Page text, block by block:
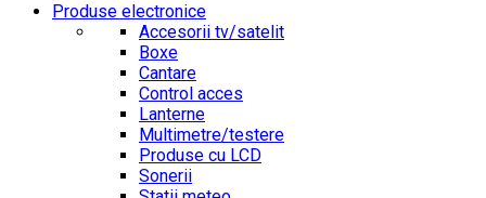
Produse electronice
Accesorii tv/satelit
Boxe
Cantare
Control acces
Lanterne
Multimetre/testere
Produse cu LCD
Sonerii